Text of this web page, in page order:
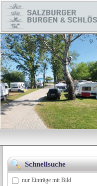
Schnellsuche
nur Einträge mit Bild